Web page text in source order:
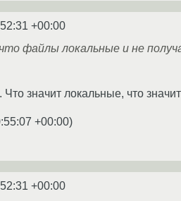
+00:00
файлы локальные и не
значит локальные, что
+00:00)
+00:00